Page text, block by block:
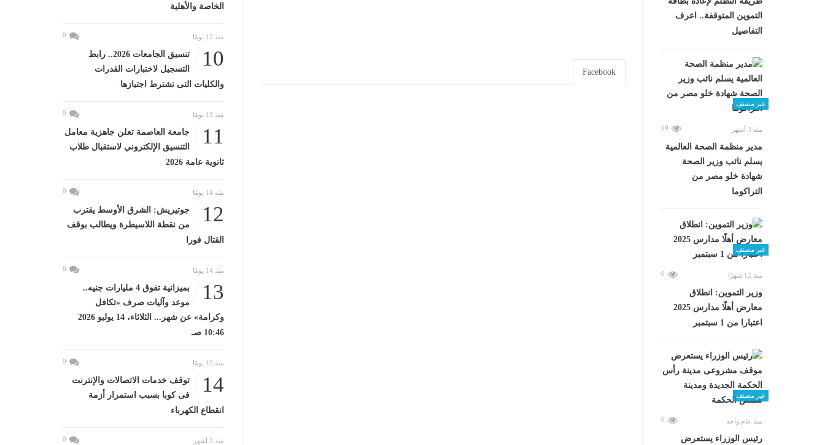
التموين المتوقفة.. اعرف
التفاصيل
غير مصنف
منذ 3 أشهر 10
مدير منظمة الصحة العالمية
يسلم نائب وزير الصحة
شهادة خلو مصر من
التراكوما
غير مصنف
منذ 12 شهرًا 0
وزير التموين: انطلاق
معارض أهلًا مدارس 2025
اعتبارا من 1 سبتمبر
غير مصنف
منذ عام واحد 0
رئيس الوزراء يستعرض
Facebook
الخاصة والأهلية
منذ 12 يومًا 0
10
تنسيق الجامعات 2026.. رابط
التسجيل لاختبارات القدرات
والكليات التى تشترط اجتيازها
منذ 13 يومًا 0
11
جامعة العاصمة تعلن جاهزية معامل
التنسيق الإلكتروني لاستقبال طلاب
ثانوية عامة 2026
منذ 14 يومًا 0
12
جوتيريش: الشرق الأوسط يقترب
من نقطة اللاسيطرة ويطالب بوقف
القتال فورا
منذ 14 يومًا 0
13
بميزانية تفوق 4 مليارات جنيه..
موعد وآليات صرف «تكافل
وكرامة» عن شهر... الثلاثاء، 14 يوليو 2026
10:46 صـ
منذ 15 يومًا 0
14
توقف خدمات الاتصالات والإنترنت
فى كوبا بسبب استمرار أزمة
انقطاع الكهرباء
منذ 3 أشهر 0